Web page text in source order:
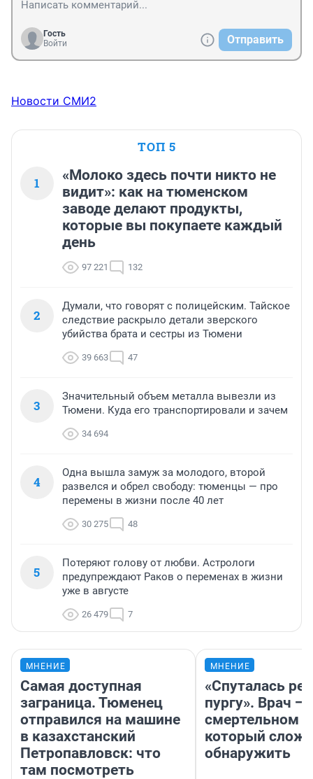
Гость
Войти
Отправить
Новости СМИ2
ТОП 5
1
«Молоко здесь почти никто не
видит»: как на тюменском
заводе делают продукты,
которые вы покупаете каждый
день
97 221 132
2
Думали, что говорят с полицейским. Тайское
следствие раскрыло детали зверского
убийства брата и сестры из Тюмени
39 663 47
3
Значительный объем металла вывезли из
Тюмени. Куда его транспортировали и зачем
34 694
4
Одна вышла замуж за молодого, второй
развелся и обрел свободу: тюменцы — про
перемены в жизни после 40 лет
30 275 48
5
Потеряют голову от любви. Астрологи
предупреждают Раков о переменах в жизни
уже в августе
26 479 7
МНЕНИЕ
Самая доступная
заграница. Тюменец
отправился на машине
в казахстанский
Петропавловск: что
там посмотреть
МНЕНИЕ
«Спуталась
пургу». Врач —
смертельном
который
обнаружить